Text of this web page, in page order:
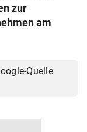
zur
am
Quelle